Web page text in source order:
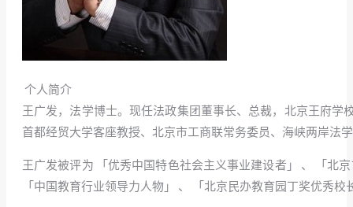
个人简介
王广发，法学博士。现任法政集团董事长、总裁，北京王府
首都经贸大学客座教授、北京市工商联常务委员、海峡两岸法
王广发被评为 「优秀中国特色社会主义事业建设者」 、 「北
「中国教育行业领导力人物」 、 「北京民办教育园丁奖优秀校